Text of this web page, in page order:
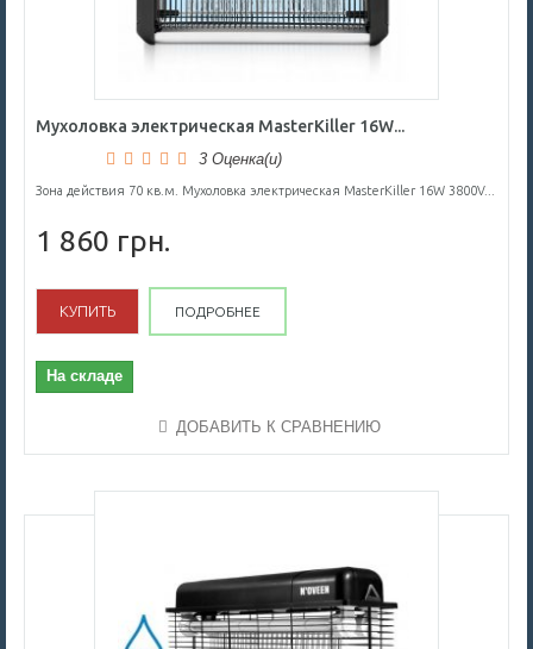
Мухоловка электрическая MasterKiller 16W...
3 Оценка(и)
Зона действия 70 кв.м. Мухоловка электрическая MasterKiller 16W 3800V...
1 860 грн.
КУПИТЬ ПОДРОБНЕЕ
На складе
ДОБАВИТЬ К СРАВНЕНИЮ